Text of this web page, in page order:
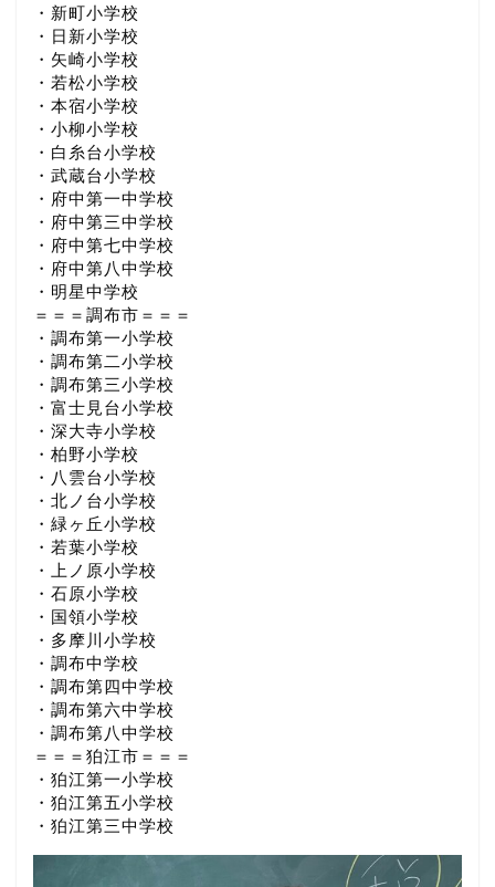
・新町小学校
・日新小学校
・矢崎小学校
・若松小学校
・本宿小学校
・小柳小学校
・白糸台小学校
・武蔵台小学校
・府中第一中学校
・府中第三中学校
・府中第七中学校
・府中第八中学校
・明星中学校
＝＝＝調布市＝＝＝
・調布第一小学校
・調布第二小学校
・調布第三小学校
・富士見台小学校
・深大寺小学校
・柏野小学校
・八雲台小学校
・北ノ台小学校
・緑ヶ丘小学校
・若葉小学校
・上ノ原小学校
・石原小学校
・国領小学校
・多摩川小学校
・調布中学校
・調布第四中学校
・調布第六中学校
・調布第八中学校
＝＝＝狛江市＝＝＝
・狛江第一小学校
・狛江第五小学校
・狛江第三中学校